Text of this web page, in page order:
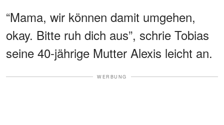
“Mama, wir können damit umgehen,
okay. Bitte ruh dich aus”, schrie Tobias
seine 40-jährige Mutter Alexis leicht an.
WERBUNG